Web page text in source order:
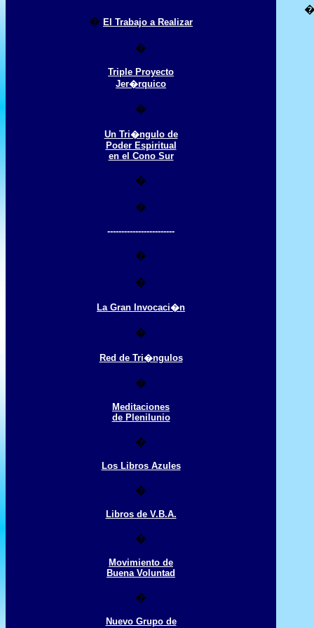
� El Trabajo a Realizar
�
Triple Proyecto
Jer�rquico
�
Un Tri�ngulo de
Poder Espiritual
en el Cono Sur
�
�
------------------------
�
�
La Gran Invocaci�n
�
Red de Tri�ngulos
�
Meditaciones
de Plenilunio
�
Los Libros Azules
�
Libros de V.B.A.
�
Movimiento de
Buena Voluntad
�
Nuevo Grupo de